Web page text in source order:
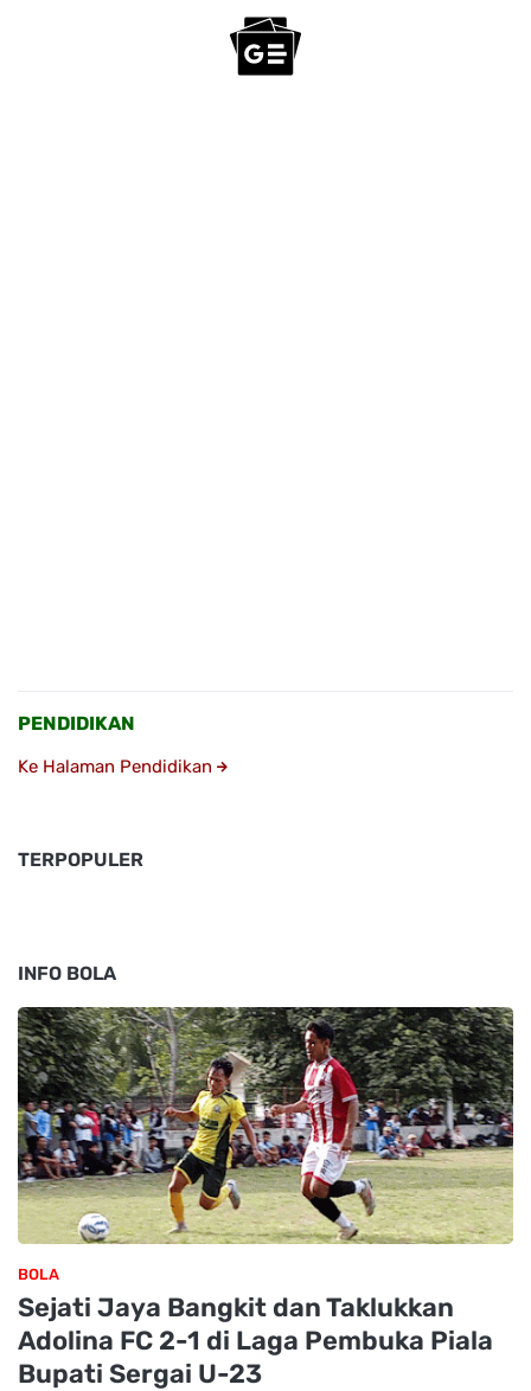
PENDIDIKAN
Ke Halaman Pendidikan
TERPOPULER
INFO BOLA
BOLA
Sejati Jaya Bangkit dan Taklukkan
Adolina FC 2-1 di Laga Pembuka Piala
Bupati Sergai U-23